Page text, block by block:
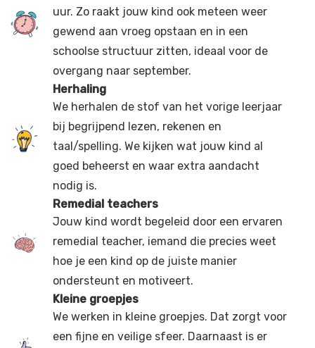
uur. Zo raakt jouw kind ook meteen weer
gewend aan vroeg opstaan en in een
schoolse structuur zitten, ideaal voor de
overgang naar september.
Herhaling
We herhalen de stof van het vorige leerjaar
bij begrijpend lezen, rekenen en
taal/spelling. We kijken wat jouw kind al
goed beheerst en waar extra aandacht
nodig is.
Remedial teachers
Jouw kind wordt begeleid door een ervaren
remedial teacher, iemand die precies weet
hoe je een kind op de juiste manier
ondersteunt en motiveert.
Kleine groepjes
We werken in kleine groepjes. Dat zorgt voor
een fijne en veilige sfeer. Daarnaast is er